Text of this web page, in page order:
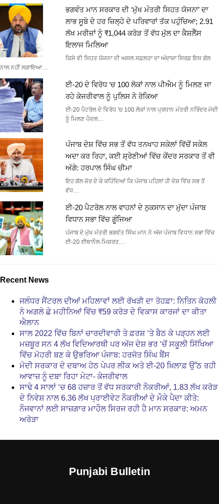
ਭਗਵੰਤ ਮਾਨ ਸਰਕਾਰ ਦੀ ‘ਮੁੱਖ ਮੰਤਰੀ ਸਿਹਤ ਯੋਜਨਾ’ ਦਾ
ਲਾਭ ਸੂਬੇ ਦੇ ਹਰ ਜ਼ਿਲ੍ਹੇ ਦੇ ਪਰਿਵਾਰਾਂ ਤੱਕ ਪਹੁੰਚਿਆ; 2.91
ਲੱਖ ਮਰੀਜ਼ਾਂ ਨੂੰ ₹1,044 ਕਰੋੜ ਤੋਂ ਵੱਧ ਮੁੱਲ ਦਾ ਕੈਸ਼ਲੈੱਸ
ਇਲਾਜ ਮਿਲਿਆ
ਕਿਸੇ ਵੀ ਸਿਹਤ ਯੋਜਨਾ ਦੀ ਅਸਲ ਸਫ਼ਲਤਾ ਦਾ ਅੰਦਾਜ਼ਾ ਸਿਰਫ਼ ਇਸ ਗੱਲ
ਨਾਲ ਨਹੀਂ ਲਗਾਇਆ…
ਈ-20 ਦੇ ਵਿਰੋਧ ‘ਚ 100 ਲੋਕਾਂ ਨਾਲ ਪੀਐਮ ਨੂੰ ਮਿਲਣ ਜਾ
ਰਹੇ ਕੇਜਰੀਵਾਲ ਨੂੰ ਪੁਲਿਸ ਨੇ ਰੋਕਿਆ
ਈ-20 ਪੈਟਰੋਲ ਦੇ ਵਿਰੋਧ 'ਚ 100 ਲੋਕਾਂ ਨਾਲ ਪ੍ਰਧਾਨ ਮੰਤਰੀ ਨਰਿੰਦਰ ਮੋਦੀ
ਨੂੰ ਮਿਲਣ ਪੈਦਲ…
ਪੰਜਾਬ ਦੇਸ਼ ਵਿੱਚ ਸਭ ਤੋਂ ਵੱਧ ਤਨਖਾਹ ਸਕੇਲਾਂ ਵਿੱਚੋਂ ਸਕੇਲ
ਅਦਾ ਕਰ ਰਿਹਾ, ਕਈ ਸ਼੍ਰੇਣੀਆਂ ਵਿੱਚ ਕੇਂਦਰ ਸਰਕਾਰ ਤੋਂ ਵੀ
ਅੱਗੇ: ਹਰਪਾਲ ਸਿੰਘ ਚੀਮਾ
ਇਹ ਗੱਲ ਜ਼ੋਰ ਦੇ ਕੇ ਕਹਿੰਦਿਆਂ ਕਿ ਪੰਜਾਬ ਪਹਿਲਾਂ ਹੀ ਦੇਸ਼ ਵਿੱਚ ਸਭ ਤੋਂ
ਵੱਧ…
ਈ-20 ਪੈਟਰੋਲ ਨਾਲ ਵਾਹਨਾਂ ਦੇ ਨੁਕਸਾਨ ਦਾ ਮੁੱਦਾ ਪੰਜਾਬ
ਵਿਧਾਨ ਸਭਾ ਵਿੱਚ ਗੂੰਜਿਆ
ਪੰਜਾਬ ਦੇ ਮੁੱਖ ਮੰਤਰੀ ਭਗਵੰਤ ਸਿੰਘ ਮਾਨ ਨੇ ਅੱਜ ਪੰਜਾਬ ਵਿਧਾਨ ਸਭਾ ਵਿੱਚ
ਈ-20 ਈਥਾਨੌਲ-ਮਿਸ਼ਰਤ…
Recent News
ਜਲੰਧਰ ਸੈਂਟਰਲ ਦੀਆਂ ਮਹਿਲਾਵਾਂ ਲਈ ਰੱਖੜੀ ਦਾ ਤੋਹਫ਼ਾ: ਨਿਤਿਨ ਕੋਹਲੀ
ਨੇ ਅਗਲੇ ਛੇ ਮਹੀਨਿਆਂ ਵਿੱਚ ₹59 ਕਰੋੜ ਦੇ ਵਿਕਾਸ ਕਾਰਜਾਂ ਦਾ ਕੀਤਾ
ਐਲਾਨ
ਸਾਲ 2022 ਵਿੱਚ ਬਿਨਾਂ ਚਾਰਦੀਵਾਰੀ ਤੇ ਫ਼ਰਸ਼ ‘ਤੇ ਬੈਠ ਕੇ ਪੜ੍ਹਨ ਲਈ
ਮਜ਼ਬੂਰ ਸਨ 4 ਲੱਖ ਵਿਦਿਆਰਥੀ ਪਰ ਅੱਜ ਦੇਸ਼ ਭਰ ‘ਚੋਂ ਸਕੂਲੀ ਸਿੱਖਿਆ
ਵਿੱਚ ਮੋਹਰੀ ਬਣ ਕੇ ਉਭਰਿਆ ਪੰਜਾਬ: ਹਰਜੋਤ ਸਿੰਘ ਬੈਂਸ
ਮੋਦੀ ਸਰਕਾਰ ਦੇ ਦਬਾਅ ਹੇਠ ਪੇਪਰ ਲੀਕ ਅਤੇ ਈ-20 ਖ਼ਿਲਾਫ਼ ਉੱਠ ਰਹੀ
ਆਵਾਜ਼ ਨੂੰ ਦਬਾ ਰਿਹਾ ਮੇਟਾ- ਕੇਜਰੀਵਾਲ
ਸਾਢੇ 4 ਸਾਲਾਂ ‘ਚ 68 ਹਜ਼ਾਰ ਤੋਂ ਵੱਧ ਸਰਕਾਰੀ ਨੌਕਰੀਆਂ, 1.83 ਲੱਖ ਕਰੋੜ
ਦੇ ਨਿਵੇਸ਼ ਨਾਲ 6.36 ਲੱਖ ਪ੍ਰਾਈਵੇਟ ਨੌਕਰੀਆਂ ਦੇ ਮੌਕੇ ਪੈਦਾ ਕੀਤੇ:
ਨੌਜਵਾਨਾਂ ਲਈ ਸਾਜ਼ਗਾਰ ਮਾਹੌਲ ਸਿਰਜ ਰਹੀ ਹੈ ਮਾਨ ਸਰਕਾਰ: ਅਮਨ
ਅਰੋੜਾ
Punjabi Bulletin